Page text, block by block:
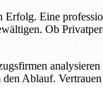
Eine
Ob
Ablauf.